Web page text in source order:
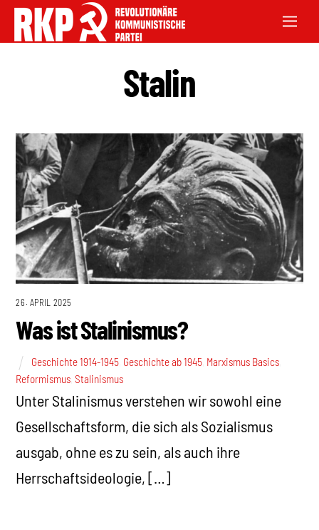
Stalin
26. APRIL 2025
Was ist Stalinismus?
Geschichte 1914-1945 Geschichte ab 1945 Marxismus Basics
Reformismus ,Stalinismus
Unter Stalinismus verstehen wir sowohl eine
Gesellschaftsform, die sich als Sozialismus
ausgab, ohne es zu sein, als auch ihre
Herrschaftsideologie, […]